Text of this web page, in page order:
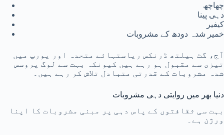
چھاچھ
دہی پینا
کیفیر
خمیر شدہ دودھ کے مشروبات
آج، گٹ ہیلتھ ڈرنکس ریاستہائے متحدہ اور یورپ میں
تیزی سے مقبول ہو رہے ہیں کیونکہ بہت سے لوگ پروسس
شدہ مشروبات کے قدرتی متبادل تلاش کر رہے ہیں۔
دنیا بھر میں روایتی دہی مشروبات
بہت سی ثقافتوں کے پاس دہی پر مبنی مشروبات کا اپنا
ورژن ہے۔